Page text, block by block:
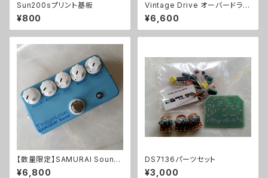
Sun200sプリント基板
¥800
Vintage Drive オーバードライ
ブキット【PEDAL FREAKS】
¥6,600
【数量限定】SAMURAI Sound
Tremoloneキット
¥6,800
DS7136パーツセット
¥3,000